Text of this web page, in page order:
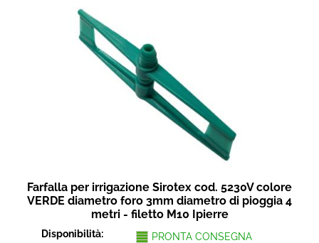
Farfalla per irrigazione Sirotex cod. 5230V colore
VERDE diametro foro 3mm diametro di pioggia 4
metri - filetto M10 Ipierre
Disponibilità:
PRONTA CONSEGNA